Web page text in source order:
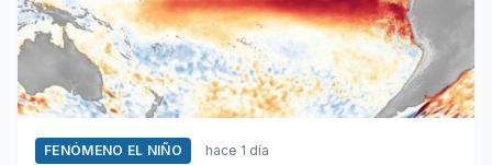
FENÓMENO EL NIÑO hace 1 día